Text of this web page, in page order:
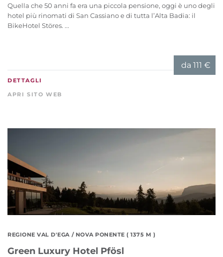
Quella che 50 anni fa era una piccola pensione, oggi è uno degli
hotel più rinomati di San Cassiano e di tutta l’Alta Badia: il
BikeHotel Störes. ...
da 111 €
DETTAGLI
APRI SITO WEB
REGIONE VAL D'EGA / NOVA PONENTE ( 1375 M )
Green Luxury Hotel Pfösl